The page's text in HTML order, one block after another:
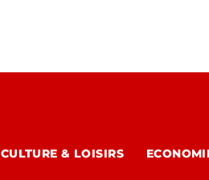
CULTURE & LOISIRS